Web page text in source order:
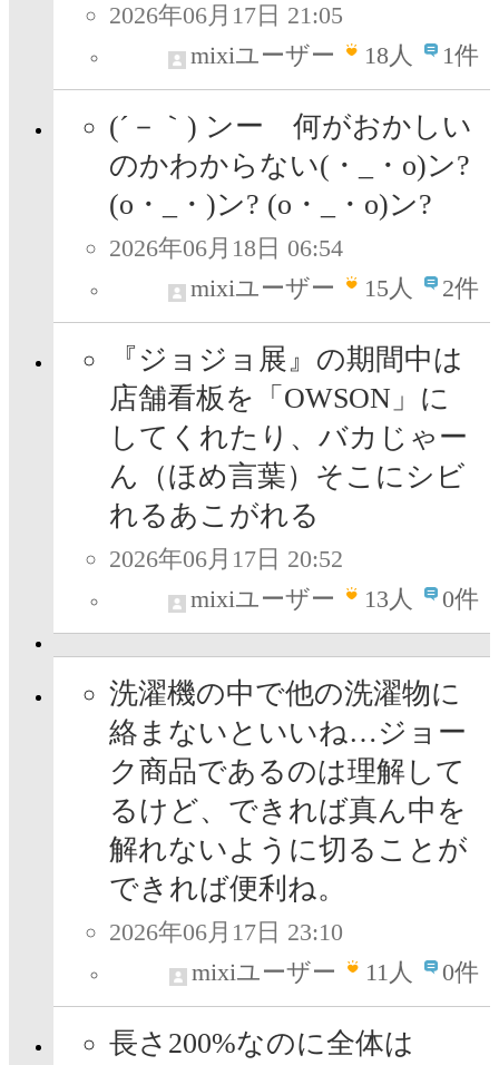
2026年06月17日 21:05
mixiユーザー
18人 1件
(´－｀) ンー 何がおかしい
のかわからない(・_・o)ン?
(o・_・)ン? (o・_・o)ン?
2026年06月18日 06:54
mixiユーザー
15人 2件
『ジョジョ展』の期間中は
店舗看板を「OWSON」に
してくれたり、バカじゃー
ん（ほめ言葉）そこにシビ
れるあこがれる
2026年06月17日 20:52
mixiユーザー
13人 0件
洗濯機の中で他の洗濯物に
絡まないといいね…ジョー
ク商品であるのは理解して
るけど、できれば真ん中を
解れないように切ることが
できれば便利ね。
2026年06月17日 23:10
mixiユーザー
11人 0件
長さ200%なのに全体は